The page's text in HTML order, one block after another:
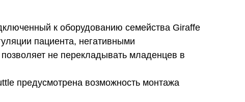
к оборудованию семейства Giraffe
пациента, негативными
не перекладывать младенцев в
предусмотрена возможность монтажа